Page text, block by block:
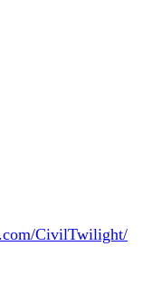
CivilTwilight/